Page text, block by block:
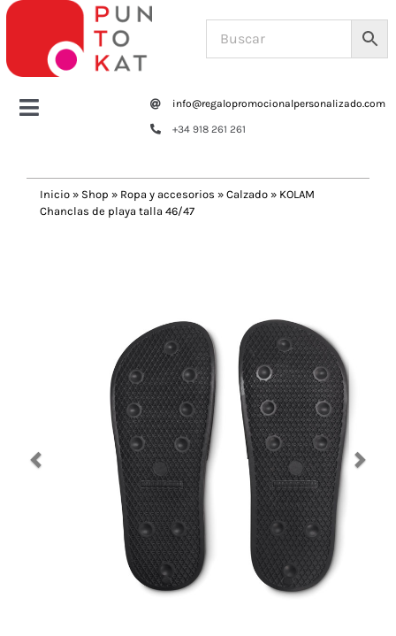
Saltar
contenido
Toggle
Tazas y botellas
Navidad 🎄 Invierno
info@regalopromocionalpersonalizado.com
+34 918 261 261
Inicio » Shop » Ropa y accesorios » Calzado » KOLAM
Chanclas de playa talla 46/47